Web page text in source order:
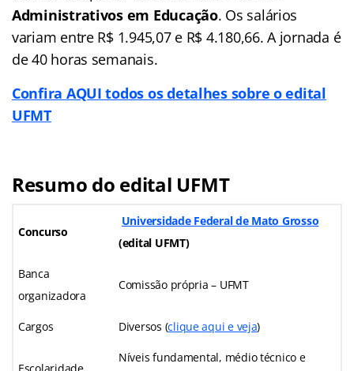
Administrativos em Educação. Os salários
variam entre R$ 1.945,07 e R$ 4.180,66. A jornada é
de 40 horas semanais.
Confira AQUI todos os detalhes sobre o edital
UFMT
Resumo do edital UFMT
Concurso
Universidade Federal de Mato Grosso
(edital UFMT)
Banca
organizadora
Comissão própria – UFMT
Cargos Diversos (clique aqui e veja)
Escolaridade
Níveis fundamental, médio técnico e